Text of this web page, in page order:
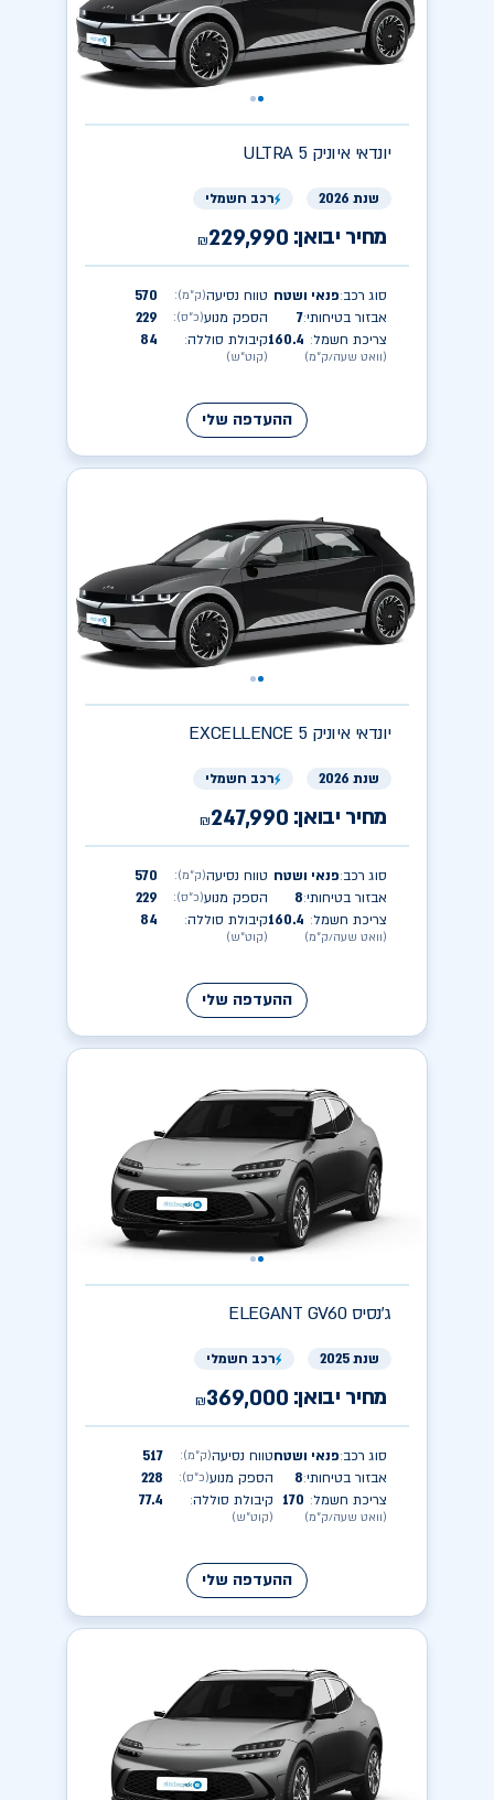
יונדאיULTRA איוניק 5
שנת 2026 רכב חשמלי
מחיר יבואן: ₪229,990
סוג רכב:פנאי ושטח
אבזור בטיחותי:
7
צריכת חשמל:
(וואט שעה/ק״מ)
160.4
טווח נסיעה(ק״מ):
570
הספק מנוע(כ״ס):
229
קיבולת סוללה:
(קוט״ש)
84
ההעדפה שלי
יונדאיEXCELLENCE איוניק 5
שנת 2026 רכב חשמלי
מחיר יבואן: ₪247,990
סוג רכב:פנאי ושטח
אבזור בטיחותי:
8
צריכת חשמל:
(וואט שעה/ק״מ)
160.4
טווח נסיעה(ק״מ):
570
הספק מנוע(כ״ס):
229
קיבולת סוללה:
(קוט״ש)
84
ההעדפה שלי
ג'נסיסELEGANT GV60
שנת 2025 רכב חשמלי
מחיר יבואן: ₪369,000
סוג רכב:פנאי ושטח
אבזור בטיחותי:
8
צריכת חשמל:
(וואט שעה/ק״מ)
170
טווח נסיעה(ק״מ):
517
הספק מנוע(כ״ס):
228
קיבולת סוללה:
(קוט״ש)
77.4
ההעדפה שלי